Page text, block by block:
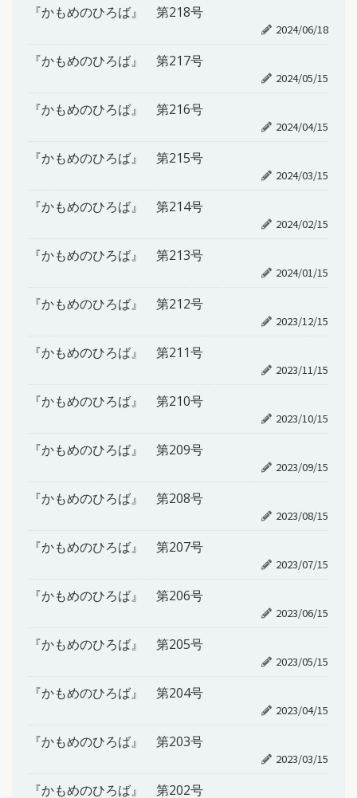
『かもめのひろば』 第218号
2024/06/18
『かもめのひろば』 第217号
2024/05/15
『かもめのひろば』 第216号
2024/04/15
『かもめのひろば』 第215号
2024/03/15
『かもめのひろば』 第214号
2024/02/15
『かもめのひろば』 第213号
2024/01/15
『かもめのひろば』 第212号
2023/12/15
『かもめのひろば』 第211号
2023/11/15
『かもめのひろば』 第210号
2023/10/15
『かもめのひろば』 第209号
2023/09/15
『かもめのひろば』 第208号
2023/08/15
『かもめのひろば』 第207号
2023/07/15
『かもめのひろば』 第206号
2023/06/15
『かもめのひろば』 第205号
2023/05/15
『かもめのひろば』 第204号
2023/04/15
『かもめのひろば』 第203号
2023/03/15
『かもめのひろば』 第202号